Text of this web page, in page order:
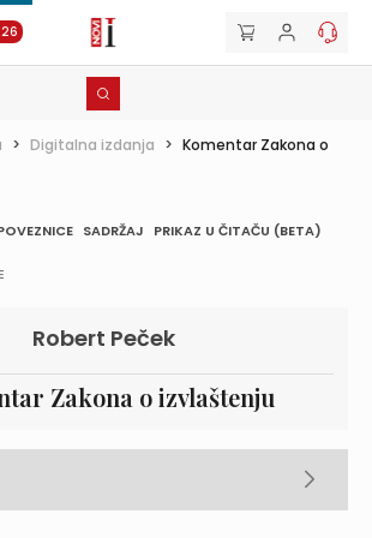
> Digitalna izdanja > Komentar Zakona o
SADRŽAJ PRIKAZ U ČITAČU (BETA)
Robert Peček
Zakona o izvlaštenju